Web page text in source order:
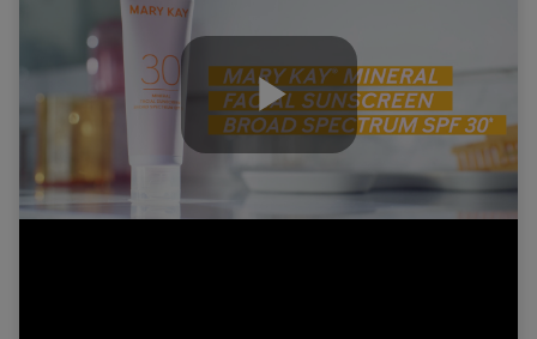
Play